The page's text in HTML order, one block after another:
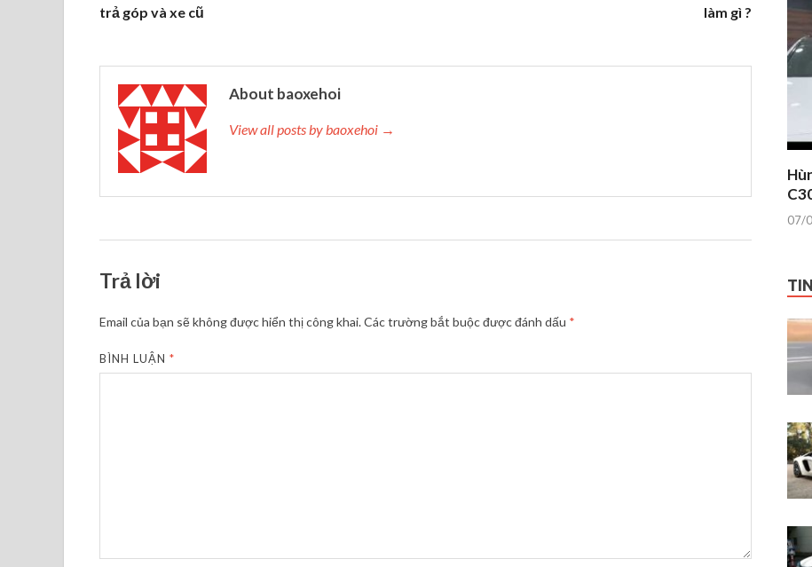
trả góp và xe cũ
làm gì ?
About baoxehoi
View all posts by baoxehoi →
Trả lời
Email của bạn sẽ không được hiển thị công khai.Các trường bắt buộc được đánh dấu *
BÌNH LUẬN*
07/